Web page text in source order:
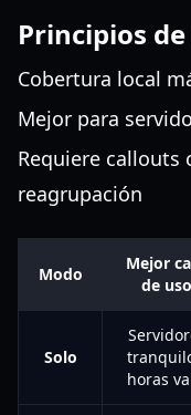
Principios
Cobertura local
Mejor para
Requiere callouts
reagrupación
Modo
Mejor
de uso
Solo
horas